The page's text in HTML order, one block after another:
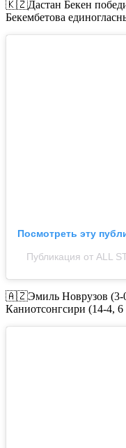
🇰🇿Дастан Бекен
Бекембетова
Посмотреть эту
Публикация от ALL
🇦🇿Эмиль Новрузов (3-
Каниотсонгсири (14-4,